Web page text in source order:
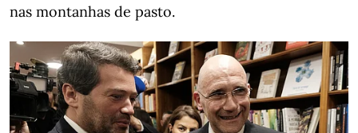
nas montanhas de pasto.